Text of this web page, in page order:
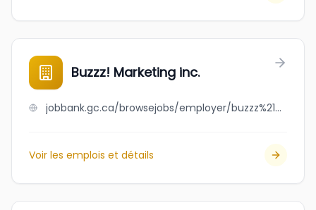
Buzzz! Marketing inc.
jobbank.gc.ca/browsejobs/employer/buzzz%21+marketing+inc./ca
Voir les emplois et détails